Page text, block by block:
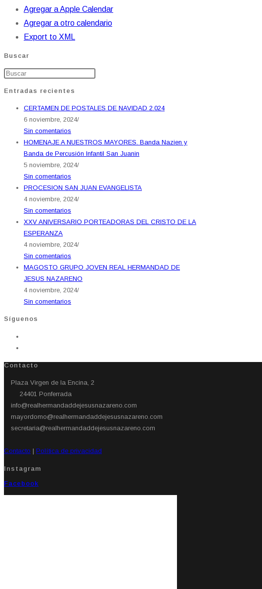
Agregar a Apple Calendar
Agregar a otro calendario
Export to XML
Buscar
Entradas recientes
CERTAMEN DE POSTALES DE NAVIDAD 2.024
6 noviembre, 2024/
Sin comentarios
HOMENAJE A NUESTROS MAYORES. Banda Nazien y
Banda de Percusión Infantil San Juanin
5 noviembre, 2024/
Sin comentarios
PROCESION SAN JUAN EVANGELISTA
4 noviembre, 2024/
Sin comentarios
XXV ANIVERSARIO PORTEADORAS DEL CRISTO DE LA
ESPERANZA
4 noviembre, 2024/
Sin comentarios
MAGOSTO GRUPO JOVEN REAL HERMANDAD DE
JESUS NAZARENO
4 noviembre, 2024/
Sin comentarios
Síguenos
Contacto
Plaza Virgen de la Encina, 2
24401 Ponferrada​
info@realhermandaddejesusnazareno.com
mayordomo@realhermandaddejesusnazareno.com
secretaria@realhermandaddejesusnazareno.com
Contacto | Política de privacidad
Instagram
Facebook